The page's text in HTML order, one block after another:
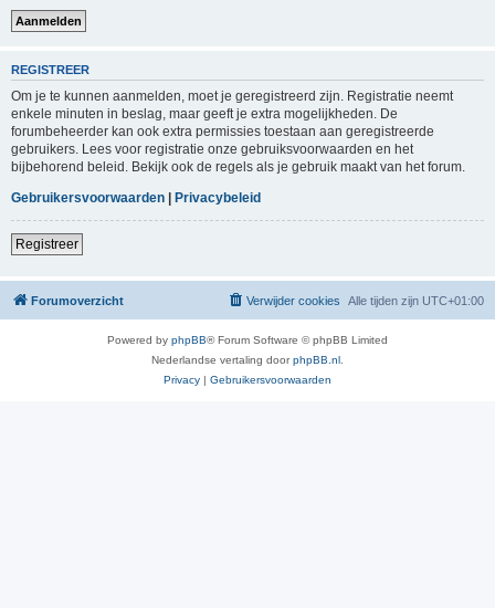
REGISTREER
Om je te kunnen aanmelden, moet je geregistreerd zijn. Registratie neemt
enkele minuten in beslag, maar geeft je extra mogelijkheden. De
forumbeheerder kan ook extra permissies toestaan aan geregistreerde
gebruikers. Lees voor registratie onze gebruiksvoorwaarden en het
bijbehorend beleid. Bekijk ook de regels als je gebruik maakt van het forum.
Gebruikersvoorwaarden | Privacybeleid
Registreer
Forumoverzicht Alle tijden zijn UTC+01:00
Verwijder cookies
Powered by phpBB® Forum Software © phpBB Limited
Nederlandse vertaling doorphpBB.nl
Privacy | Gebruikersvoorwaarden